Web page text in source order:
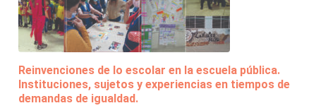
Reinvenciones de lo escolar en la escuela pública.
Instituciones, sujetos y experiencias en tiempos de
demandas de igualdad.